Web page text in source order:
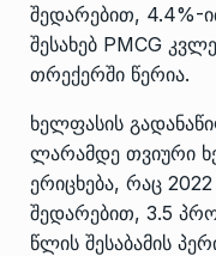
შედარებით, 4.4%-
შესახებ PMCG
თრექერში წერია.
ხელფასის
ლარამდე თვიური
ერიცხება, რაც
შედარებით, 3.5
წლის შესაბამის